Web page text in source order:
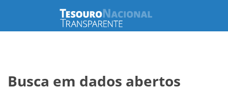
Busca em dados abertos